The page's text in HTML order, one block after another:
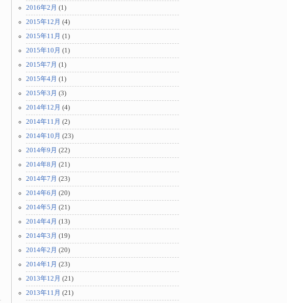
2016年2月 (1)
2015年12月 (4)
2015年11月 (1)
2015年10月 (1)
2015年7月 (1)
2015年4月 (1)
2015年3月 (3)
2014年12月 (4)
2014年11月 (2)
2014年10月 (23)
2014年9月 (22)
2014年8月 (21)
2014年7月 (23)
2014年6月 (20)
2014年5月 (21)
2014年4月 (13)
2014年3月 (19)
2014年2月 (20)
2014年1月 (23)
2013年12月 (21)
2013年11月 (21)